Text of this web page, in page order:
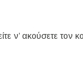
ν’ ακούσετε τον